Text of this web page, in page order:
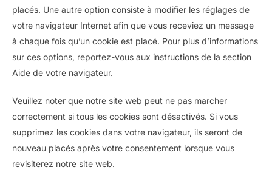
placés. Une autre option consiste à modifier les réglages de
votre navigateur Internet afin que vous receviez un message
à chaque fois qu’un cookie est placé. Pour plus d’informations
sur ces options, reportez-vous aux instructions de la section
Aide de votre navigateur.
Veuillez noter que notre site web peut ne pas marcher
correctement si tous les cookies sont désactivés. Si vous
supprimez les cookies dans votre navigateur, ils seront de
nouveau placés après votre consentement lorsque vous
revisiterez notre site web.